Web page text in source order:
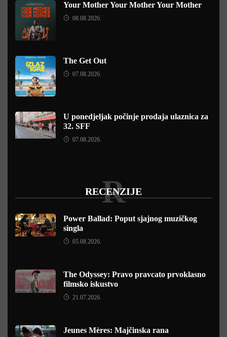
Your Mother Your Mother Your Mother
08.08.2026.
The Get Out
07.08.2026.
U ponedjeljak počinje prodaja ulaznica za
32. SFF
07.08.2026.
RECENZIJE
R
Power Ballad: Poput sjajnog muzičkog
singla
05.08.2026.
The Odyssey: Pravo pravcato prvoklasno
filmsko iskustvo
21.07.2026.
Jeunes Mères: Majčinska rana